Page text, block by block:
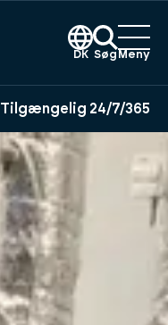
DK Søg Meny
Tilgængelig 24/7/365